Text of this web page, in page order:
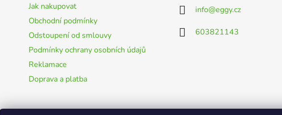
Jak nakupovat
Obchodní podmínky
Odstoupení od smlouvy
Podmínky ochrany osobních údajů
Reklamace
Doprava a platba
info@eggy.cz
603821143